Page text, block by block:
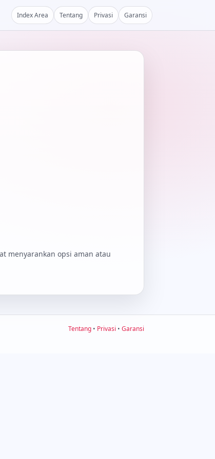
Index Area Tentang Privasi Garansi
menyarankan opsi aman atau
Tentang • Privasi • Garansi